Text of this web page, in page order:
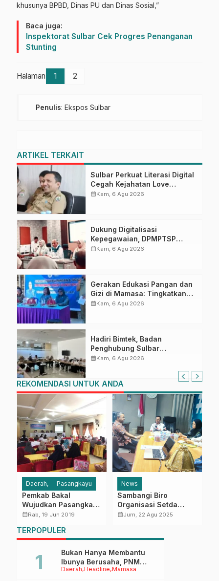
khusunya BPBD, Dinas PU dan Dinas Sosial,”
Baca juga:
Inspektorat Sulbar Cek Progres Penanganan
Stunting
Halaman 1 2
Penulis: Ekspos Sulbar
ARTIKEL TERKAIT
Sulbar Perkuat Literasi Digital
Cegah Kejahatan Love
Scamming
calendar_monthKam, 6 Agu 2026
Dukung Digitalisasi
Kepegawaian, DPMPTSP
Sulbar Siap Terapkan Aplikasi
calendar_monthKam, 6 Agu 2026
Gerakan Edukasi Pangan dan
Gizi di Mamasa: Tingkatkan
Pengetahuan dan
calendar_monthKam, 6 Agu 2026
Hadiri Bimtek, Badan
Penghubung Sulbar
Tingkatkan Kompetensi ASN
PPN Gunakan Aplikasi Coretax
calendar_monthKam, 6 Agu 2026
REKOMENDASI UNTUK ANDA
Daerah Pasangkayu
Pemkab Bakal
Wujudkan Pasangkayu
Kota Layak Anak
calendar_monthRab, 19 Jun 2019
News
Sambangi Biro
Organisasi Setda
Sulbar, Pemkab
MPP
calendar_monthJum, 22 Agu 2025
TERPOPULER
Daerah Headline Mamasa
Bukan Hanya Membantu
Ibunya Berusaha, PNM
Juga Menjaga Mimpi